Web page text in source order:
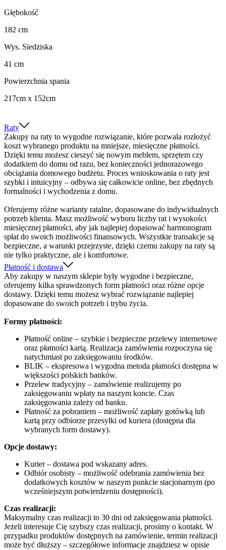
Głębokość
182 cm
Wys. Siedziska
41 cm
Powierzchnia spania
217cm x 152cm
Raty
Zakupy na raty to wygodne rozwiązanie, które pozwala rozłożyć
koszt wybranego produktu na mniejsze, miesięczne płatności.
Dzięki temu możesz cieszyć się nowym meblem, sprzętem czy
dodatkiem do domu od razu, bez konieczności jednorazowego
obciążania domowego budżetu. Proces wnioskowania o raty jest
szybki i intuicyjny – odbywa się całkowicie online, bez zbędnych
formalności i wychodzenia z domu.
Oferujemy różne warianty ratalne, dopasowane do indywidualnych
potrzeb klienta. Masz możliwość wyboru liczby rat i wysokości
miesięcznej płatności, aby jak najlepiej dopasować harmonogram
spłat do swoich możliwości finansowych. Wszystkie transakcje są
bezpieczne, a warunki przejrzyste, dzięki czemu zakupy na raty są
nie tylko praktyczne, ale i komfortowe.
Płatność i dostawa
Aby zakupy w naszym sklepie były wygodne i bezpieczne,
oferujemy kilka sprawdzonych form płatności oraz różne opcje
dostawy. Dzięki temu możesz wybrać rozwiązanie najlepiej
dopasowane do swoich potrzeb i trybu życia.
Formy płatności:
Płatność online – szybkie i bezpieczne przelewy internetowe
oraz płatności kartą. Realizacja zamówienia rozpoczyna się
natychmiast po zaksięgowaniu środków.
BLIK – ekspresowa i wygodna metoda płatności dostępna w
większości polskich banków.
Przelew tradycyjny – zamówienie realizujemy po
zaksięgowaniu wpłaty na naszym koncie. Czas
zaksięgowania zależy od banku.
Płatność za pobraniem – możliwość zapłaty gotówką lub
kartą przy odbiorze przesyłki od kuriera (dostępna dla
wybranych form dostawy).
Opcje dostawy:
Kurier – dostawa pod wskazany adres.
Odbiór osobisty – możliwość odebrania zamówienia bez
dodatkowych kosztów w naszym punkcie stacjonarnym (po
wcześniejszym potwierdzeniu dostępności).
Czas realizacji:
Maksymalny czas realizacji to 30 dni od zaksięgowania płatności.
Jeżeli interesuje Cię szybszy czas realizacji, prosimy o kontakt. W
przypadku produktów dostępnych na zamówienie, termin realizacji
może być dłuższy – szczegółowe informacje znajdziesz w opisie